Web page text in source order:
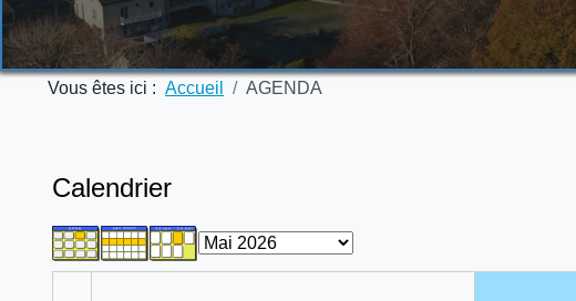
Vous êtes ici : Accueil AGENDA
Calendrier